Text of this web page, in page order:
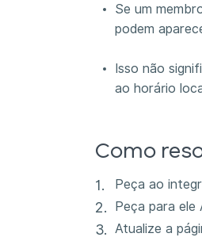
Se um
podem
Isso não
ao horário
Como
Peça ao
Peça para
Atualize a